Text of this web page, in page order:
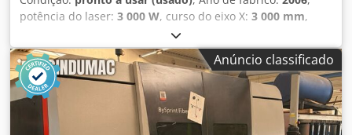
potência do laser: 3 000 W, curso do eixo X: 3 000 mm,
, número de eixos:
máquina de corte a laser de CO₂ Bystronic Bysprint 3015
de 3 eixos foi fabricada em 2006. Possui uma área de
trabalho de 3 000 × 1 500 mm e inclui um sistema
automático de troca de mesas e duas cabeças de corte. A
máquina tem uma capacidade máxima de corte de 12 mm
para aço inoxidável e de 20 mm para aço macio. Se
Anúncio classificado